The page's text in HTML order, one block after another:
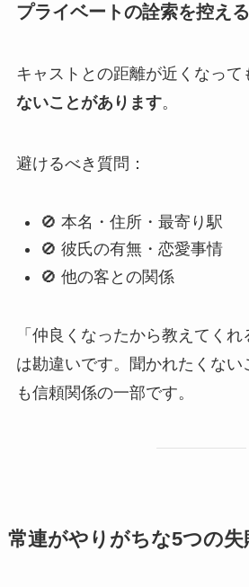
プライベートの詮索を控える
キャストとの距離が近くなって
ないことがあります。
避けるべき質問：
🚫 本名・住所・最寄り駅
🚫 彼氏の有無・恋愛事情
🚫 他の客との関係
「仲良くなったから教えてく
は勘違いです。聞かれたくない
も信頼関係の一部です。
常連がやりがちな5つの失